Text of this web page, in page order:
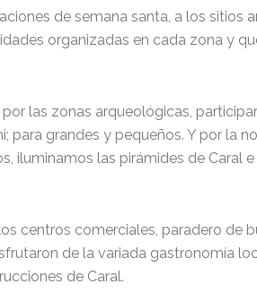
de semana santa, a los sitios
organizadas en cada zona y
las zonas arqueológicas,
grandes y pequeños. Y por la
iluminamos las pirámides de Caral
centros comerciales, paradero de
de la variada gastronomía
de Caral.